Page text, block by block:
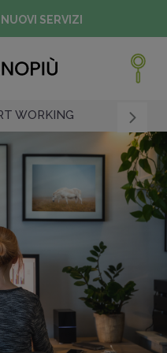
SERVIZI
WORKING